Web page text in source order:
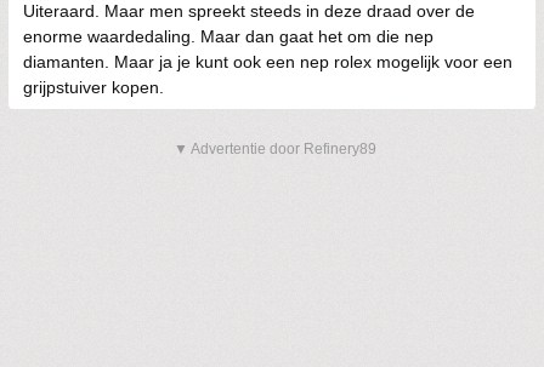
Uiteraard. Maar men spreekt steeds in deze draad over de
enorme waardedaling. Maar dan gaat het om die nep
diamanten. Maar ja je kunt ook een nep rolex mogelijk voor een
grijpstuiver kopen.
▼ Advertentie door Refinery89